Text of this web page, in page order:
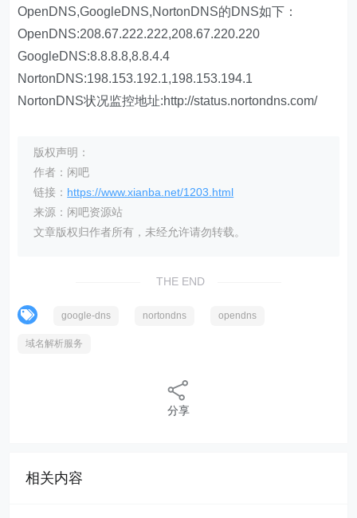
OpenDNS,GoogleDNS,NortonDNS的DNS如下：
OpenDNS:208.67.222.222,208.67.220.220
GoogleDNS:8.8.8.8,8.8.4.4
NortonDNS:198.153.192.1,198.153.194.1
NortonDNS状况监控地址:http://status.nortondns.com/
版权声明：
作者：闲吧
链接： https://www.xianba.net/1203.html
来源：闲吧资源站
文章版权归作者所有，未经允许请勿转载。
THE END
google-dns nortondns opendns
域名解析服务
分享
相关内容